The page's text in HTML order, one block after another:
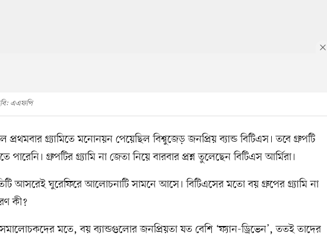
এএফপি
প্রথমবার গ্র্যামিতে মনোনয়ন পেয়েছিল বিশ্বুজেড় জনপ্রিয় ব্যান্ড বিটিএস। তবে গ্রুপটি
পারেনি। গ্রুপটির গ্র্যামি না জেতা নিয়ে বারবার প্রশ্ন তুলেছেন বিটিএস আর্মিরা।
আসরেই ঘুরেফিরে আলোচনাটি সামনে আসে। বিটিএসের মতো বয় গ্রুপের গ্র্যামি না
কী?
মতে, বয় ব্যান্ডগুলোর জনপ্রিয়তা যত বেশি ‘ফ্যান-ড্রিভেন’, ততই তাদের